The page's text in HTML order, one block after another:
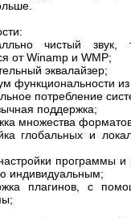
чиcтый звук,
от Winamp и WMP;
эквалайзер;
функциональности
потребление
поддержка;
множества
глобальных и
программы
индивидуальным;
плагинов, с